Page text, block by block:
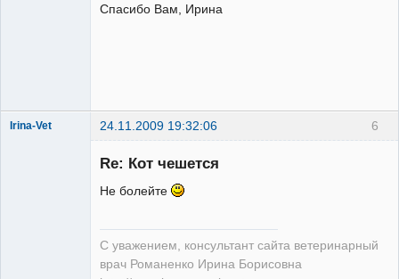
Спасибо Вам, Ирина
6
Irina-Vet 24.11.2009 19:32:06
Re: Кот чешется
Не болейте
С уважением, консультант сайта ветеринарный
врач Романенко Ирина Борисовна